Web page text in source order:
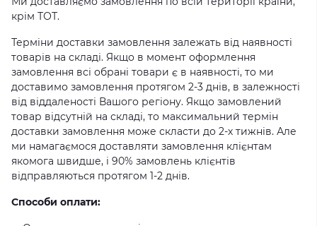
крім ТОТ.
Терміни доставки замовлення залежать від наявності
товарів на складі. Якщо в момент оформлення
замовлення всі обрані товари є в наявності, то ми
доставимо замовлення протягом 2-3 днів, в залежності
від віддаленості Вашого регіону. Якщо замовлений
товар відсутній на складі, то максимальний термін
доставки замовлення може скласти до 2-х тижнів. Але
ми намагаємося доставляти замовлення клієнтам
якомога швидше, і 90% замовлень клієнтів
відправляються протягом 1-2 днів.
Способи оплати: